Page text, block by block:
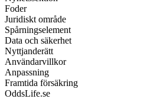
Foder
Juridiskt område
Spårningselement
Data och säkerhet
Nyttjanderätt
Användarvillkor
Anpassning
Framtida försäkring
OddsLife.se